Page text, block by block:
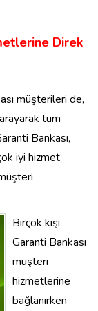
Direk
müşterileri de,
tüm
Bankası,
iyi hizmet
Birçok kişi
Garanti Bankası
müşteri
hizmetlerine
bağlanırken